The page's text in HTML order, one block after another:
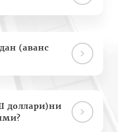
(аванс
доллари)ни